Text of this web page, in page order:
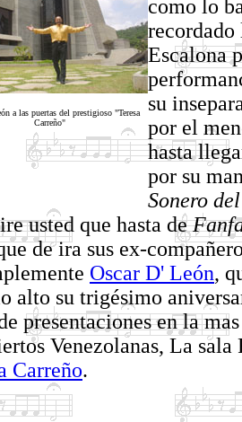
a las puertas del prestigioso "Teresa
Carreño"
como lo
Escalona
su
por el
hasta
por su
Sonero
usted que hasta de
de ira sus ex-
Oscar D' León,
alto su trigésimo
presentaciones en la
Venezolanas, La
Carreño.